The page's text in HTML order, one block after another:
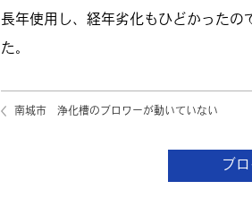
長年使用し、経年劣化もひどかったの
た。
南城市 浄化槽のブロワーが動いていない
ブ